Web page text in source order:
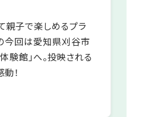
ルの愛知こどもの
いの？」「どんな遊具
いる方のために、年齢
紹介します。
園